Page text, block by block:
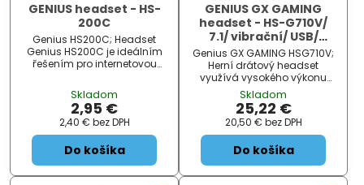
GENIUS headset - HS-
200C
Genius HS200C; Headset
Genius HS200C je ideálním
řešením pro internetovou
velikost a měkké náušníky
zajistí maximální pohodlí a
díky nastavitelnému
mikrofonu vás druhá strana
uslyší čistě a...
Skladom
2,95 €
2,40 € bez DPH
Do košíka
GENIUS GX GAMING
headset - HS-G710V/
7.1/ vibrační/ USB/
ovládání hlasitosti
Genius GX GAMING HSG710V;
Herní drátový headset
využívá vysokého výkonu
zabudovaných 40 mm
velkých měničů a
prostorového zvukového
systému 7.1 pro realistický
zvukový zážitek. Stejně tak
polohovateln...
Skladom
25,22 €
20,50 € bez DPH
Do košíka